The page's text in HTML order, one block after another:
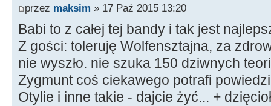
przez maksim » 17 Paź 2015 13:20
Babi to z całej tej bandy i tak jest
Z gości: toleruję Wolfensztajna, za
nie wyszło. nie szuka 150 dziwnych
Zygmunt coś ciekawego potrafi
Otylie i inne takie - dajcie żyć... +